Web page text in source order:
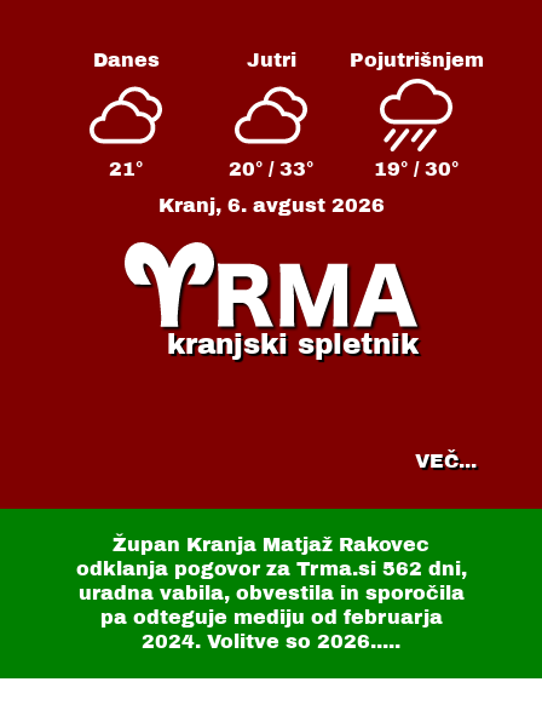
Danes
21°
Jutri
20° / 33°
Pojutrišnjem
19° / 30°
Kranj, 6. avgust 2026
kranjski spletnik
VEČ...
Župan Kranja Matjaž Rakovec
odklanja pogovor za Trma.si 562 dni,
uradna vabila, obvestila in sporočila
pa odteguje mediju od februarja
2024. Volitve so 2026.....